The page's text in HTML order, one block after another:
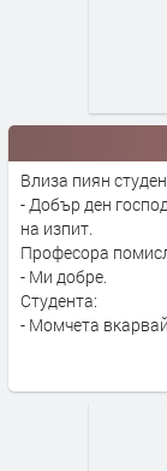
Влиза пиян
- Добър ден
на изпит.
Професора
- Ми добре.
Студента:
- Момчета